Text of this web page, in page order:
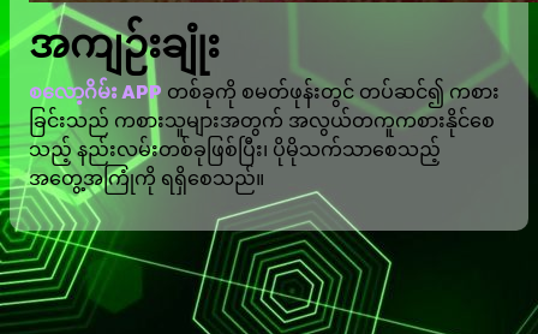
အကျဉ်းချုံး
စလော့ဂိမ်း APP တစ်ခုကို စမတ်ဖုန်းတွင် တပ်ဆင်၍ ကစား
ခြင်းသည် ကစားသူများအတွက် အလွယ်တကူကစားနိုင်စေ
သည့် နည်းလမ်းတစ်ခုဖြစ်ပြီး၊ ပိုမိုသက်သာစေသည့်
အတွေ့အကြုံကို ရရှိစေသည်။